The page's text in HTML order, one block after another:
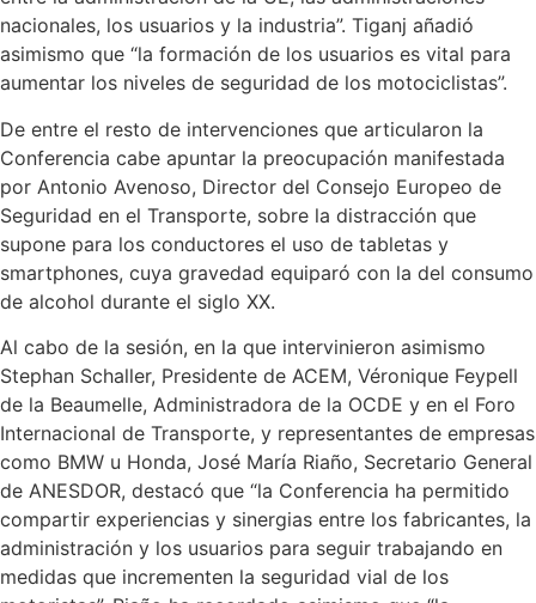
nacionales, los usuarios y la industria”. Tiganj añadió
asimismo que “la formación de los usuarios es vital para
aumentar los niveles de seguridad de los motociclistas”.
De entre el resto de intervenciones que articularon la
Conferencia cabe apuntar la preocupación manifestada
por Antonio Avenoso, Director del Consejo Europeo de
Seguridad en el Transporte, sobre la distracción que
supone para los conductores el uso de tabletas y
smartphones, cuya gravedad equiparó con la del consumo
de alcohol durante el siglo XX.
Al cabo de la sesión, en la que intervinieron asimismo
Stephan Schaller, Presidente de ACEM, Véronique Feypell
de la Beaumelle, Administradora de la OCDE y en el Foro
Internacional de Transporte, y representantes de empresas
como BMW u Honda, José María Riaño, Secretario General
de ANESDOR, destacó que “la Conferencia ha permitido
compartir experiencias y sinergias entre los fabricantes, la
administración y los usuarios para seguir trabajando en
medidas que incrementen la seguridad vial de los